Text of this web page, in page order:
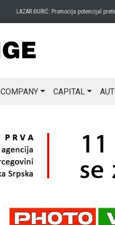
LAZAR ĐURIĆ: Promocija potencijal
COMPANY CAPITAL